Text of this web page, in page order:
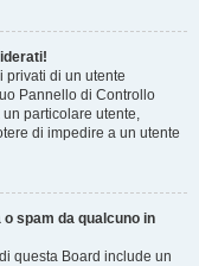
privati ​​di un utente
Pannello di Controllo
particolare utente,
di impedire a un utente
spam da qualcuno in
questa Board include un